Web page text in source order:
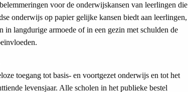
voor de onderwijskansen van leerlingen die
onderwijs op papier gelijke kansen biedt aan leerlingen,
in langdurige armoede of in een gezin met schulden de
toegang tot basis- en voortgezet onderwijs en tot het
levensjaar. Alle scholen in het publieke bestel